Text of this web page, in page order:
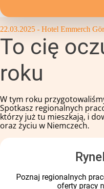
To cię
roku
22.03.2025 - Hotel Emmerch
W tym roku
Spotkasz regionalnych
którzy już tu mieszkają, i
oraz życiu w Niemczech.
Poznaj regionalnych
oferty pracy